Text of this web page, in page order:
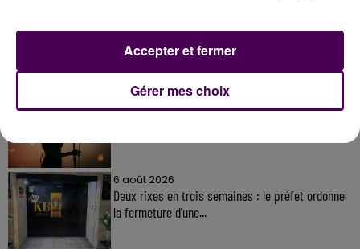
Gagnez vos entrées à Terra Botanica !
11 juillet 2026
Inscrivez-vous au casting The Voice & The Voice
6 août 2026
Deux rixes en trois semaines : le préfet ordonne
la fermeture d'une...
Gérer mes choix
Accepter et fermer